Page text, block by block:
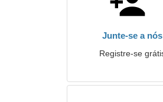
Junte-se a nós
Registre-se